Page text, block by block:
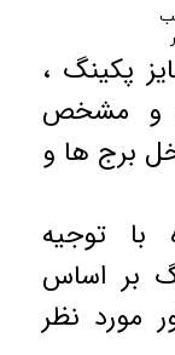
پکینگ ،
و مشخص
برج ها و
با توجیه
بر اساس
مورد نظر